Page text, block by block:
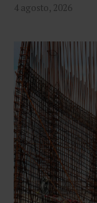
4 agosto, 2026